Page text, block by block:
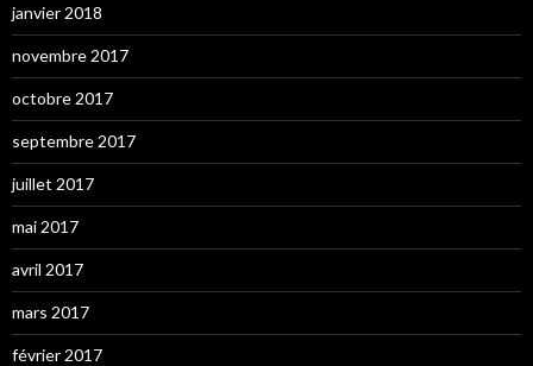
janvier 2018
novembre 2017
octobre 2017
septembre 2017
juillet 2017
mai 2017
avril 2017
mars 2017
février 2017